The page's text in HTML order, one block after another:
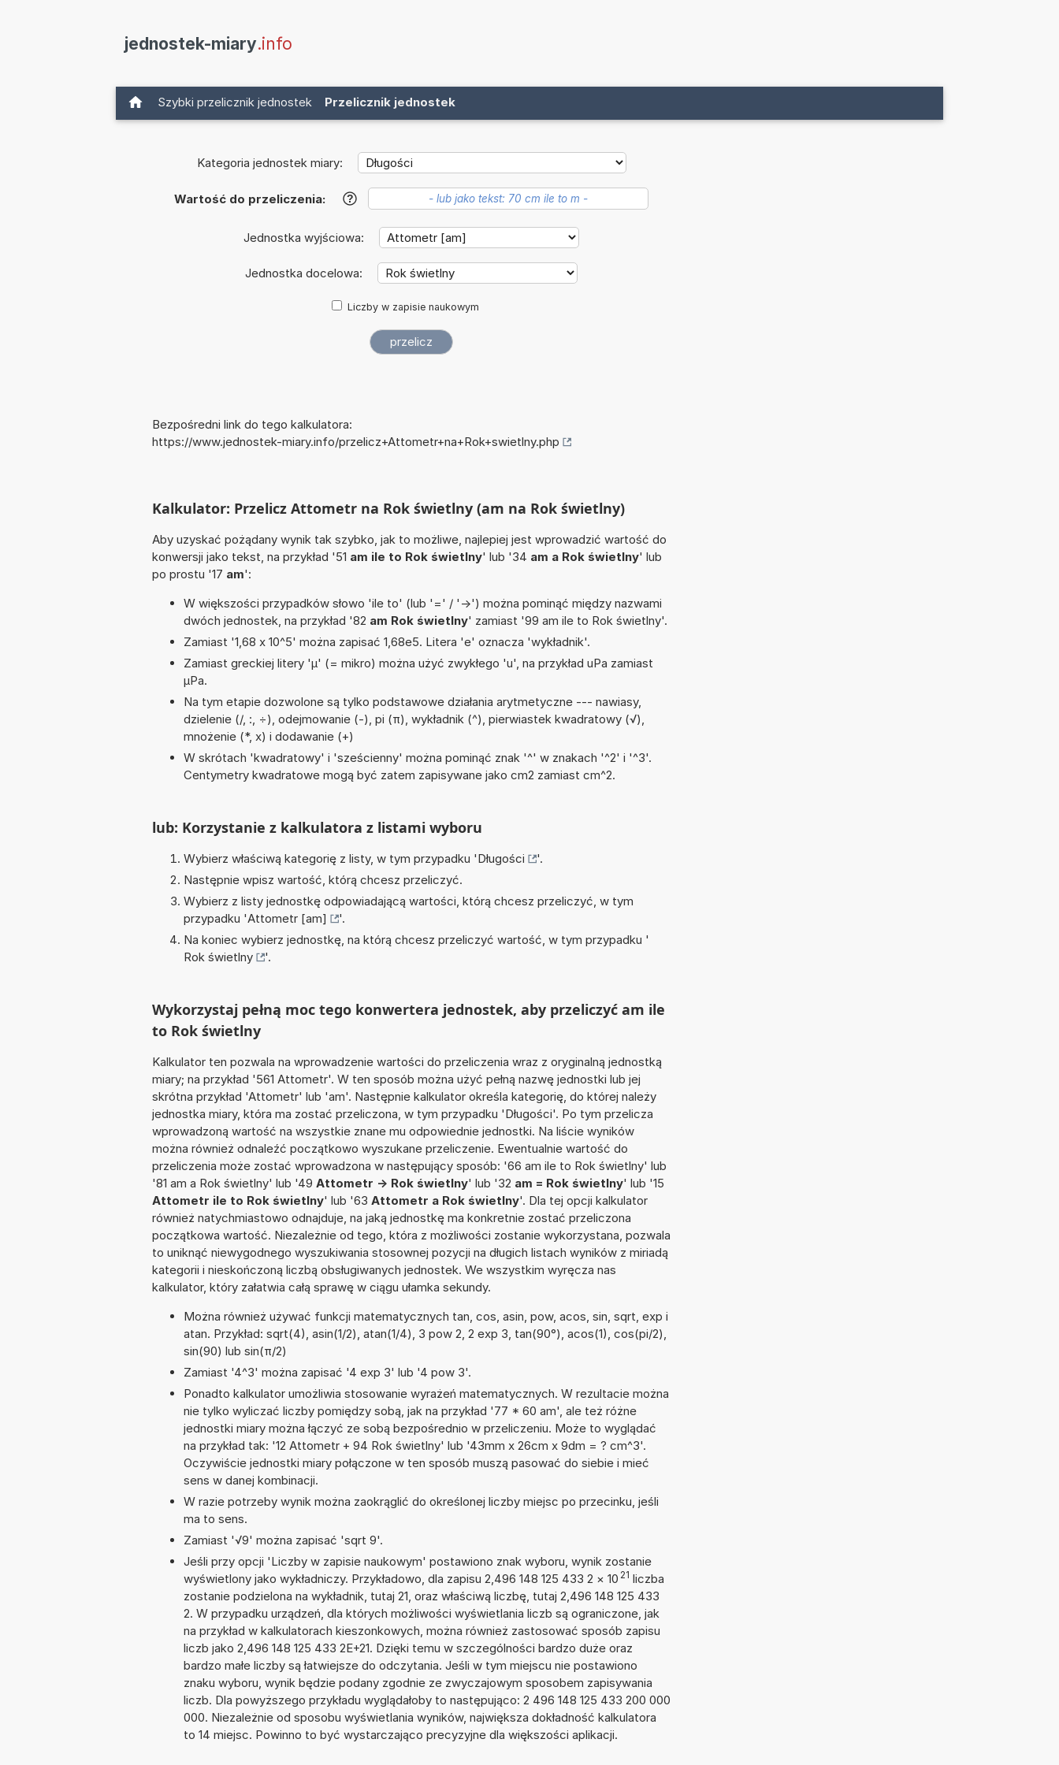
jednostek-miary.info
Szybki przelicznik jednostek Przelicznik jednostek
Kategoria jednostek miary:
Wartość do przeliczenia: ?
Jednostka wyjściowa:
Jednostka docelowa:
Liczby w zapisie naukowym
Bezpośredni link do tego kalkulatora:
https://www.jednostek-miary.info/przelicz+Attometr+na+Rok+swietlny.php
Kalkulator: Przelicz Attometr na Rok świetlny (am na Rok świetlny)
Aby uzyskać pożądany wynik tak szybko, jak to możliwe, najlepiej jest wprowadzić wartość do
konwersji jako tekst, na przykład '51 am ile to Rok świetlny' lub '34 am a Rok świetlny' lub
po prostu '17 am':
W większości przypadków słowo 'ile to' (lub '=' / '->') można pominąć między nazwami
dwóch jednostek, na przykład '82 am Rok świetlny' zamiast '99 am ile to Rok świetlny'.
Zamiast '1,68 x 10^5' można zapisać 1,68e5. Litera 'e' oznacza 'wykładnik'.
Zamiast greckiej litery 'µ' (= mikro) można użyć zwykłego 'u', na przykład uPa zamiast
µPa.
Na tym etapie dozwolone są tylko podstawowe działania arytmetyczne --- nawiasy,
dzielenie (/, :, ÷), odejmowanie (-), pi (π), wykładnik (^), pierwiastek kwadratowy (√),
mnożenie (*, x) i dodawanie (+)
W skrótach 'kwadratowy' i 'sześcienny' można pominąć znak '^' w znakach '^2' i '^3'.
Centymetry kwadratowe mogą być zatem zapisywane jako cm2 zamiast cm^2.
lub: Korzystanie z kalkulatora z listami wyboru
Wybierz właściwą kategorię z listy, w tym przypadku 'Długości
'.
Następnie wpisz wartość, którą chcesz przeliczyć.
Wybierz z listy jednostkę odpowiadającą wartości, którą chcesz przeliczyć, w tym
przypadku 'Attometr [am]
'.
Na koniec wybierz jednostkę, na którą chcesz przeliczyć wartość, w tym przypadku '
Rok świetlny
'.
Wykorzystaj pełną moc tego konwertera jednostek, aby przeliczyć am ile
to Rok świetlny
Kalkulator ten pozwala na wprowadzenie wartości do przeliczenia wraz z oryginalną jednostką
miary; na przykład '561 Attometr'. W ten sposób można użyć pełną nazwę jednostki lub jej
skrótna przykład 'Attometr' lub 'am'. Następnie kalkulator określa kategorię, do której należy
jednostka miary, która ma zostać przeliczona, w tym przypadku 'Długości'. Po tym przelicza
wprowadzoną wartość na wszystkie znane mu odpowiednie jednostki. Na liście wyników
można również odnaleźć początkowo wyszukane przeliczenie. Ewentualnie wartość do
przeliczenia może zostać wprowadzona w następujący sposób: '66 am ile to Rok świetlny' lub
'81 am a Rok świetlny' lub '49 Attometr -> Rok świetlny' lub '32 am = Rok świetlny' lub '15
Attometr ile to Rok świetlny' lub '63 Attometr a Rok świetlny'. Dla tej opcji kalkulator
również natychmiastowo odnajduje, na jaką jednostkę ma konkretnie zostać przeliczona
początkowa wartość. Niezależnie od tego, która z możliwości zostanie wykorzystana, pozwala
to uniknąć niewygodnego wyszukiwania stosownej pozycji na długich listach wyników z miriadą
kategorii i nieskończoną liczbą obsługiwanych jednostek. We wszystkim wyręcza nas
kalkulator, który załatwia całą sprawę w ciągu ułamka sekundy.
Można również używać funkcji matematycznych tan, cos, asin, pow, acos, sin, sqrt, exp i
atan. Przykład: sqrt(4), asin(1/2), atan(1/4), 3 pow 2, 2 exp 3, tan(90°), acos(1), cos(pi/2),
sin(90) lub sin(π/2)
Zamiast '4^3' można zapisać '4 exp 3' lub '4 pow 3'.
Ponadto kalkulator umożliwia stosowanie wyrażeń matematycznych. W rezultacie można
nie tylko wyliczać liczby pomiędzy sobą, jak na przykład '77 * 60 am', ale też różne
jednostki miary można łączyć ze sobą bezpośrednio w przeliczeniu. Może to wyglądać
na przykład tak: '12 Attometr + 94 Rok świetlny' lub '43mm x 26cm x 9dm = ? cm^3'.
Oczywiście jednostki miary połączone w ten sposób muszą pasować do siebie i mieć
sens w danej kombinacji.
W razie potrzeby wynik można zaokrąglić do określonej liczby miejsc po przecinku, jeśli
ma to sens.
Zamiast '√9' można zapisać 'sqrt 9'.
Jeśli przy opcji 'Liczby w zapisie naukowym' postawiono znak wyboru, wynik zostanie
wyświetlony jako wykładniczy. Przykładowo, dla zapisu 2,496 148 125 433 2 × 10 21 liczba
zostanie podzielona na wykładnik, tutaj 21, oraz właściwą liczbę, tutaj 2,496 148 125 433
2. W przypadku urządzeń, dla których możliwości wyświetlania liczb są ograniczone, jak
na przykład w kalkulatorach kieszonkowych, można również zastosować sposób zapisu
liczb jako 2,496 148 125 433 2E+21. Dzięki temu w szczególności bardzo duże oraz
bardzo małe liczby są łatwiejsze do odczytania. Jeśli w tym miejscu nie postawiono
znaku wyboru, wynik będzie podany zgodnie ze zwyczajowym sposobem zapisywania
liczb. Dla powyższego przykładu wyglądałoby to następująco: 2 496 148 125 433 200 000
000. Niezależnie od sposobu wyświetlania wyników, największa dokładność kalkulatora
to 14 miejsc. Powinno to być wystarczająco precyzyjne dla większości aplikacji.